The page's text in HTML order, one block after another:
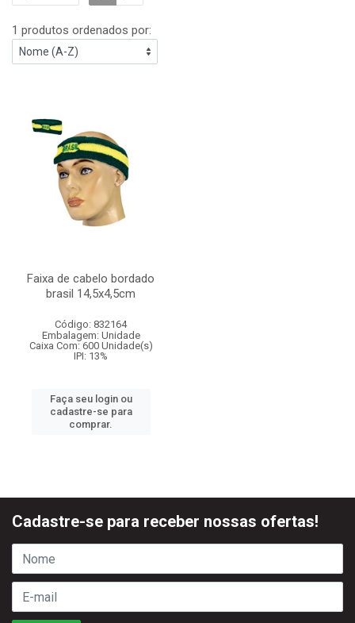
1 produtos ordenados por:
Faixa de cabelo bordado
brasil 14,5x4,5cm
Código: 832164
Embalagem: Unidade
Caixa Com: 600 Unidade(s)
IPI: 13%
Faça seu login ou
cadastre-se para
comprar.
Cadastre-se para receber nossas ofertas!